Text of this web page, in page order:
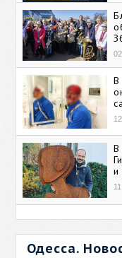
В
В
и
Одесса.